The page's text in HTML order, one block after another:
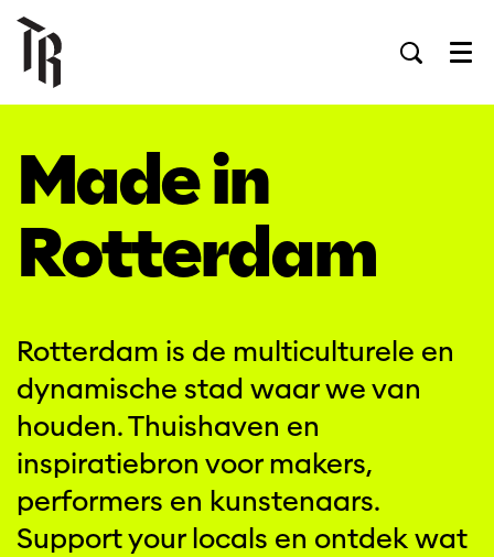
Made in
Rotterdam
Rotterdam is de multiculturele en
dynamische stad waar we van
houden. Thuishaven en
inspiratiebron voor makers,
performers en kunstenaars.
Support your locals en ontdek wat